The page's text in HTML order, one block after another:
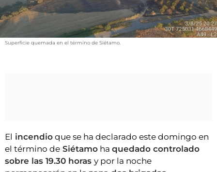
FIESTAS EN EL ALTO ARAGÓN
FIESTAS DE SAN LORENZO
CLUB DEL AMIGO MILITANTE
INICIAR SESIÓN
Superficie quemada en el término de Siétamo.
El incendio que se ha declarado este domingo en
el término de Siétamo ha quedado controlado
sobre las 19.30 horas y por la noche